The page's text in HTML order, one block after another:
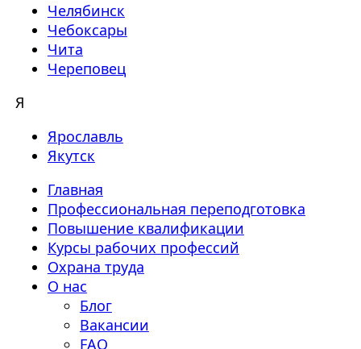
Челябинск
Чебоксары
Чита
Череповец
Я
Ярославль
Якутск
Главная
Профессиональная переподготовка
Повышение квалификации
Курсы рабочих профессий
Охрана труда
О нас
Блог
Вакансии
FAQ